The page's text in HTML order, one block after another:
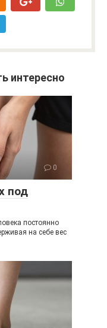
интересно
0
под
постоянно
на себе вес